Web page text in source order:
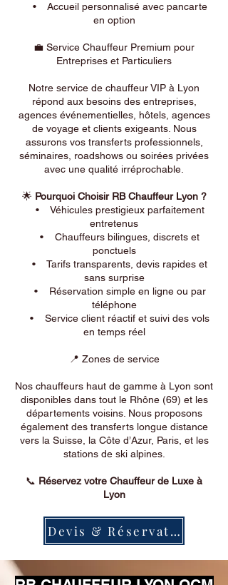
• Accueil personnalisé avec pancarte
en option
💼 Service Chauffeur Premium pour
Entreprises et Particuliers
Notre service de chauffeur VIP à Lyon
répond aux besoins des entreprises,
agences événementielles, hôtels, agences
de voyage et clients exigeants. Nous
assurons vos transferts professionnels,
séminaires, roadshows ou soirées privées
avec une qualité irréprochable.
🌟 Pourquoi Choisir RB Chauffeur Lyon ?
• Véhicules prestigieux parfaitement
entretenus
• Chauffeurs bilingues, discrets et
ponctuels
• Tarifs transparents, devis rapides et
sans surprise
• Réservation simple en ligne ou par
téléphone
• Service client réactif et suivi des vols
en temps réel
📍 Zones de service
Nos chauffeurs haut de gamme à Lyon sont
disponibles dans tout le Rhône (69) et les
départements voisins. Nous proposons
également des transferts longue distance
vers la Suisse, la Côte d’Azur, Paris, et les
stations de ski alpines.
📞 Réservez votre Chauffeur de Luxe à
Lyon
Devis & Réservation